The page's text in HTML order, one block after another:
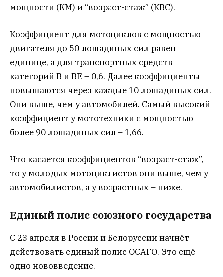
мощности (КМ) и “возраст-стаж” (КВС).
Коэффициент для мотоциклов с мощностью
двигателя до 50 лошадиных сил равен
единице, а для транспортных средств
категорий B и BE – 0,6. Далее коэффициенты
повышаются через каждые 10 лошадиных сил.
Они выше, чем у автомобилей. Самый высокий
коэффициент у мототехники с мощностью
более 90 лошадиных сил – 1,66.
Что касается коэффициентов “возраст-стаж”,
то у молодых мотоциклистов они выше, чем у
автомобилистов, а у возрастных – ниже.
Единый полис союзного государства
С 23 апреля в России и Белоруссии начнёт
действовать единый полис ОСАГО. Это ещё
одно нововведение.